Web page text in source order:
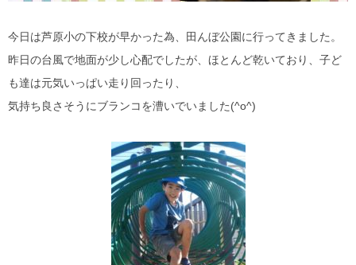
今日は芦原小の下校が早かった為、田んぼ公園に行ってきました。
昨日の台風で地面が少し心配でしたが、ほとんど乾いており、子ど
も達は元気いっぱい走り回ったり、
気持ち良さそうにブランコを漕いでいました(^o^)